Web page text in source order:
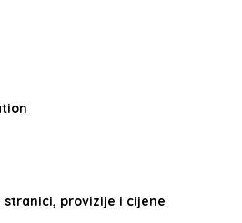
provizije i cijene